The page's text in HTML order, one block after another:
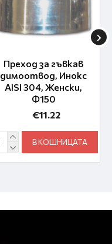
Преход за гъвкав
димоотвод, Инокс
AISI 304, Женски,
Ф150
€11.22
В КОШНИЦАТА